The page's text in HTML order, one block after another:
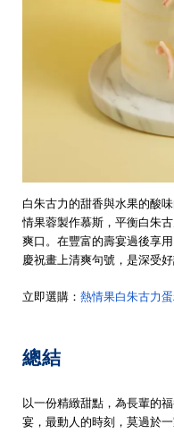
白朱古力的甜香與水果的酸
情果蓉製作慕斯，平衡白朱
爽口。在豐富的壽宴過後享
慶祝畫上清爽句號，是深受
立即選購： 熱情果白朱古力
總結
以一份精緻甜點，為長輩的
宴，最動人的時刻，莫過於